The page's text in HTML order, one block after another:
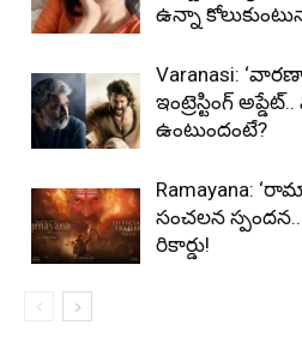
ఉన్నా
Varanasi:
ఇంట్రెస్టింగ్
ఉంటుందంటే?
Ramayana:
సంచలన
రికార్డు!